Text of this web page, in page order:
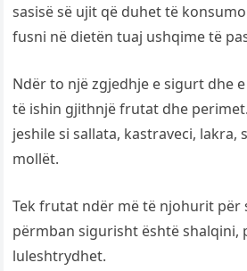
sasisë së ujit që duhet të
fusni në dietën tuaj ushqime të
Ndër to një zgjedhje e sigurt dhe
të ishin gjithnjë frutat dhe
jeshile si sallata, kastraveci, lakra,
mollët.
Tek frutat ndër më të njohurit për
përmban sigurisht është shalqini,
luleshtrydhet.